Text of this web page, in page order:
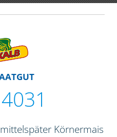
Körnermais